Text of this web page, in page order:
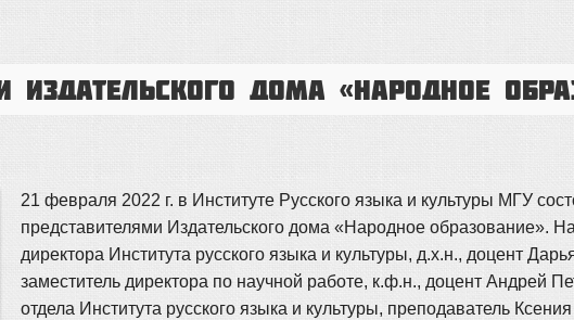
Издательского дома «Народное
21 февраля 2022 г. в Институте Русского языка и культуры МГУ
представителями Издательского дома «Народное образование».
директора Института русского языка и культуры, д.х.н., доцент
заместитель директора по научной работе, к.ф.н., доцент Андрей
отдела Института русского языка и культуры, преподаватель